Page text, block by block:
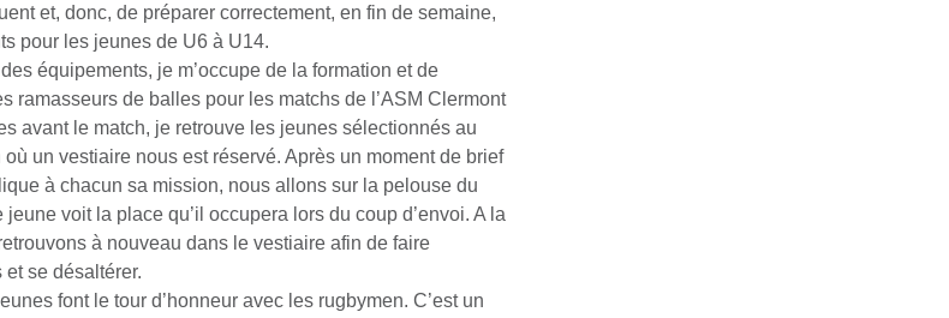
et, donc, de préparer correctement, en fin de semaine,
pour les jeunes de U6 à U14.
équipements, je m’occupe de la formation et de
ramasseurs de balles pour les matchs de l’ASM Clermont
avant le match, je retrouve les jeunes sélectionnés au
un vestiaire nous est réservé. Après un moment de brief
à chacun sa mission, nous allons sur la pelouse du
voit la place qu’il occupera lors du coup d’envoi. A la
à nouveau dans le vestiaire afin de faire
se désaltérer.
font le tour d’honneur avec les rugbymen. C’est un